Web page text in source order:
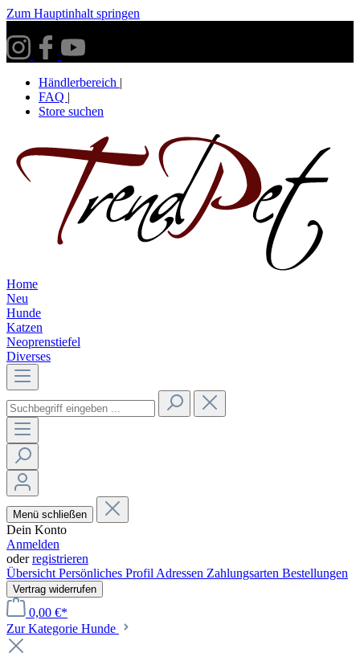
Zum Hauptinhalt springen
Händlerbereich |
FAQ |
Store suchen
Home
Neu
Hunde
Katzen
Neoprenstiefel
Diverses
Menü schließen
Dein Konto
Anmelden
oderregistrieren
Übersicht Persönliches Profil Adressen Zahlungsarten Bestellungen
Vertrag widerrufen
0,00 €*
Zur Kategorie Hunde